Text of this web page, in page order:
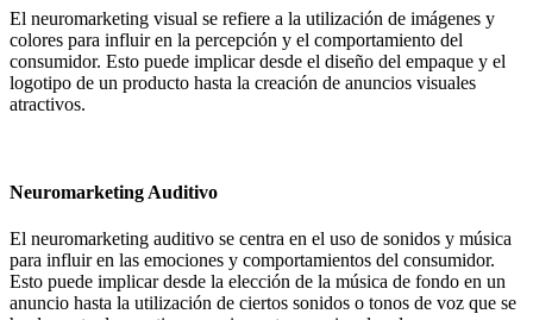
El neuromarketing visual se refiere a la utilización de imágenes y
colores para influir en la percepción y el comportamiento del
consumidor. Esto puede implicar desde el diseño del empaque y el
logotipo de un producto hasta la creación de anuncios visuales
atractivos.
Neuromarketing Auditivo
El neuromarketing auditivo se centra en el uso de sonidos y música
para influir en las emociones y comportamientos del consumidor.
Esto puede implicar desde la elección de la música de fondo en un
anuncio hasta la utilización de ciertos sonidos o tonos de voz que se